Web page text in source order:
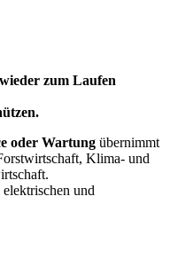
zum Laufen
oder Wartung übernimmt
Klima- und
und